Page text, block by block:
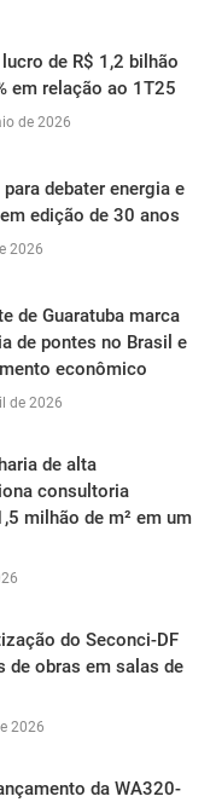
de R$ 1,2 bilhão
em relação ao 1T25
de 2026
debater energia e
edição de 30 anos
2026
de Guaratuba marca
de pontes no Brasil e
econômico
de 2026
de alta
consultoria
milhão de m² em um
do Seconci-DF
de obras em salas de
2026
da WA320-